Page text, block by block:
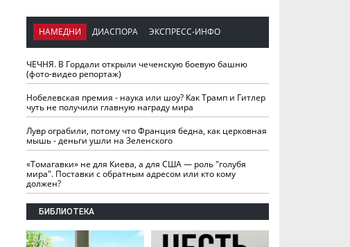
НАМЕДНИ ДИАСПОРА ЭКСПРЕСС-ИНФО
ЧЕЧНЯ. В Гордали открыли чеченскую боевую башню
(фото-видео репортаж)
Нобелевская премия - наука или шоу? Как Трамп и Гитлер
чуть не получили главную награду мира
Лувр ограбили, потому что Франция бедна, как церковная
мышь - деньги ушли на Зеленского
«Томагавки» не для Киева, а для США — роль "голубя
мира". Поставки с обратным адресом или кто кому
должен?
БИБЛИОТЕКА